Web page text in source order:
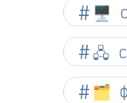
🖥️
🖧
🗂️